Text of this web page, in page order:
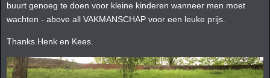
buurt genoeg te doen voor kleine kinderen wanneer men moet
wachten - above all VAKMANSCHAP voor een leuke prijs.
Thanks Henk en Kees.